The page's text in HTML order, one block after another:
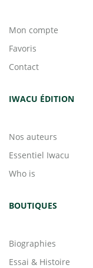
Mon compte
Favoris
Contact
IWACU ÉDITION
Nos auteurs
Essentiel Iwacu
Who is
BOUTIQUES
Biographies
Essai & Histoire